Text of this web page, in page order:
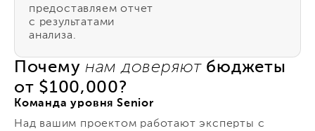
предоставляем отчет
с результатами
анализа.
Почемунам доверяют бюджеты
от $100,000?
Команда уровня Senior
Над вашим проектом работают эксперты с